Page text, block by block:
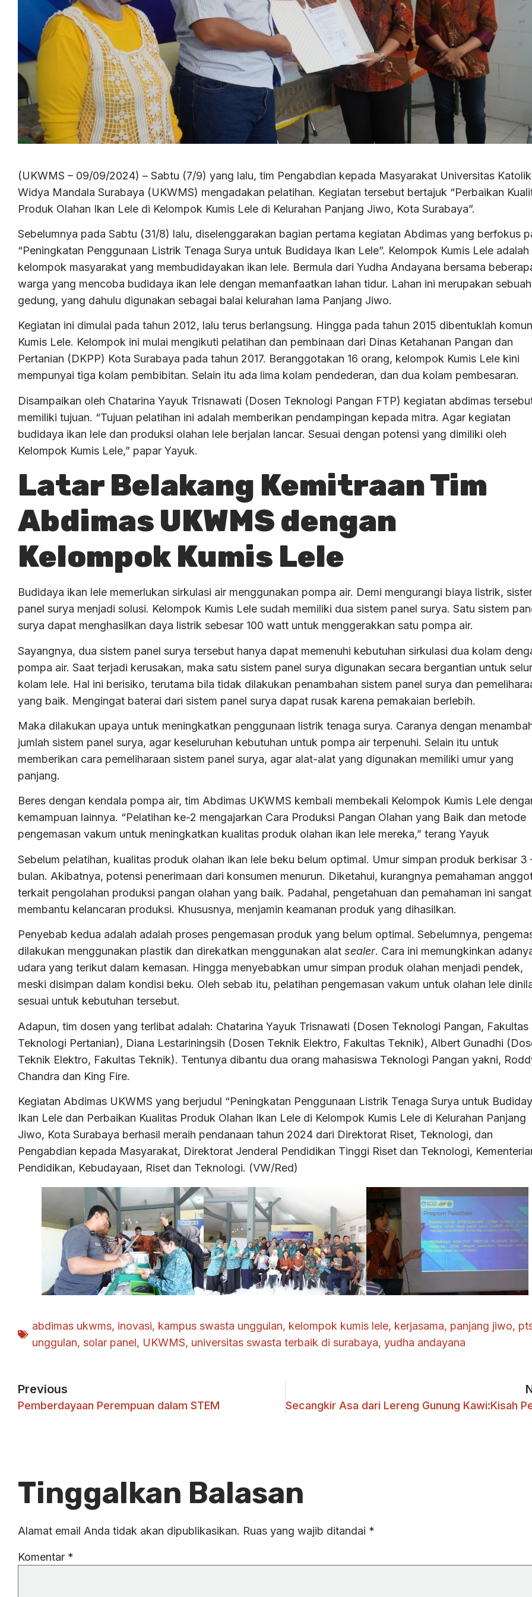
(UKWMS – 09/09/2024) – Sabtu (7/9) yang lalu, tim Pengabdian kepada Masyarakat Universitas Katolik
Widya Mandala Surabaya (UKWMS) mengadakan pelatihan. Kegiatan tersebut bertajuk “Perbaikan
Produk Olahan Ikan Lele di Kelompok Kumis Lele di Kelurahan Panjang Jiwo, Kota Surabaya”.
Sebelumnya pada Sabtu (31/8) lalu, diselenggarakan bagian pertama kegiatan Abdimas yang berfokus
“Peningkatan Penggunaan Listrik Tenaga Surya untuk Budidaya Ikan Lele”. Kelompok Kumis Lele adalah
kelompok masyarakat yang membudidayakan ikan lele. Bermula dari Yudha Andayana bersama
warga yang mencoba budidaya ikan lele dengan memanfaatkan lahan tidur. Lahan ini merupakan sebuah
gedung, yang dahulu digunakan sebagai balai kelurahan lama Panjang Jiwo.
Kegiatan ini dimulai pada tahun 2012, lalu terus berlangsung. Hingga pada tahun 2015 dibentuklah
Kumis Lele. Kelompok ini mulai mengikuti pelatihan dan pembinaan dari Dinas Ketahanan Pangan dan
Pertanian (DKPP) Kota Surabaya pada tahun 2017. Beranggotakan 16 orang, kelompok Kumis Lele kini
mempunyai tiga kolam pembibitan. Selain itu ada lima kolam pendederan, dan dua kolam pembesaran.
Disampaikan oleh Chatarina Yayuk Trisnawati (Dosen Teknologi Pangan FTP) kegiatan abdimas
memiliki tujuan. “Tujuan pelatihan ini adalah memberikan pendampingan kepada mitra. Agar kegiatan
budidaya ikan lele dan produksi olahan lele berjalan lancar. Sesuai dengan potensi yang dimiliki oleh
Kelompok Kumis Lele,” papar Yayuk.
Latar Belakang Kemitraan Tim
Abdimas UKWMS dengan
Kelompok Kumis Lele
Budidaya ikan lele memerlukan sirkulasi air menggunakan pompa air. Demi mengurangi biaya listrik,
panel surya menjadi solusi. Kelompok Kumis Lele sudah memiliki dua sistem panel surya. Satu sistem
surya dapat menghasilkan daya listrik sebesar 100 watt untuk menggerakkan satu pompa air.
Sayangnya, dua sistem panel surya tersebut hanya dapat memenuhi kebutuhan sirkulasi dua kolam
pompa air. Saat terjadi kerusakan, maka satu sistem panel surya digunakan secara bergantian untuk
kolam lele. Hal ini berisiko, terutama bila tidak dilakukan penambahan sistem panel surya dan
yang baik. Mengingat baterai dari sistem panel surya dapat rusak karena pemakaian berlebih.
Maka dilakukan upaya untuk meningkatkan penggunaan listrik tenaga surya. Caranya dengan
jumlah sistem panel surya, agar keseluruhan kebutuhan untuk pompa air terpenuhi. Selain itu untuk
memberikan cara pemeliharaan sistem panel surya, agar alat-alat yang digunakan memiliki umur yang
panjang.
Beres dengan kendala pompa air, tim Abdimas UKWMS kembali membekali Kelompok Kumis Lele
kemampuan lainnya. “Pelatihan ke-2 mengajarkan Cara Produksi Pangan Olahan yang Baik dan metode
pengemasan vakum untuk meningkatkan kualitas produk olahan ikan lele mereka,” terang Yayuk
Sebelum pelatihan, kualitas produk olahan ikan lele beku belum optimal. Umur simpan produk berkisar 3
bulan. Akibatnya, potensi penerimaan dari konsumen menurun. Diketahui, kurangnya pemahaman
terkait pengolahan produksi pangan olahan yang baik. Padahal, pengetahuan dan pemahaman ini sangat
membantu kelancaran produksi. Khususnya, menjamin keamanan produk yang dihasilkan.
Penyebab kedua adalah adalah proses pengemasan produk yang belum optimal. Sebelumnya,
dilakukan menggunakan plastik dan direkatkan menggunakan alat sealer. Cara ini memungkinkan
udara yang terikut dalam kemasan. Hingga menyebabkan umur simpan produk olahan menjadi pendek,
meski disimpan dalam kondisi beku. Oleh sebab itu, pelatihan pengemasan vakum untuk olahan lele
sesuai untuk kebutuhan tersebut.
Adapun, tim dosen yang terlibat adalah: Chatarina Yayuk Trisnawati (Dosen Teknologi Pangan, Fakultas
Teknologi Pertanian), Diana Lestariningsih (Dosen Teknik Elektro, Fakultas Teknik), Albert Gunadhi
Teknik Elektro, Fakultas Teknik). Tentunya dibantu dua orang mahasiswa Teknologi Pangan yakni,
Chandra dan King Fire.
Kegiatan Abdimas UKWMS yang berjudul “Peningkatan Penggunaan Listrik Tenaga Surya untuk
Ikan Lele dan Perbaikan Kualitas Produk Olahan Ikan Lele di Kelompok Kumis Lele di Kelurahan Panjang
Jiwo, Kota Surabaya berhasil meraih pendanaan tahun 2024 dari Direktorat Riset, Teknologi, dan
Pengabdian kepada Masyarakat, Direktorat Jenderal Pendidikan Tinggi Riset dan Teknologi,
Pendidikan, Kebudayaan, Riset dan Teknologi. (VW/Red)
abdimas ukwms, inovasi, kampus swasta unggulan, kelompok kumis lele, kerjasama, panjang jiwo,
unggulan, solar panel, UKWMS, universitas swasta terbaik di surabaya, yudha andayana
Previous
Pemberdayaan Perempuan dalam STEM
Tinggalkan Balasan
Alamat email Anda tidak akan dipublikasikan. Ruas yang wajib ditandai *
Komentar *